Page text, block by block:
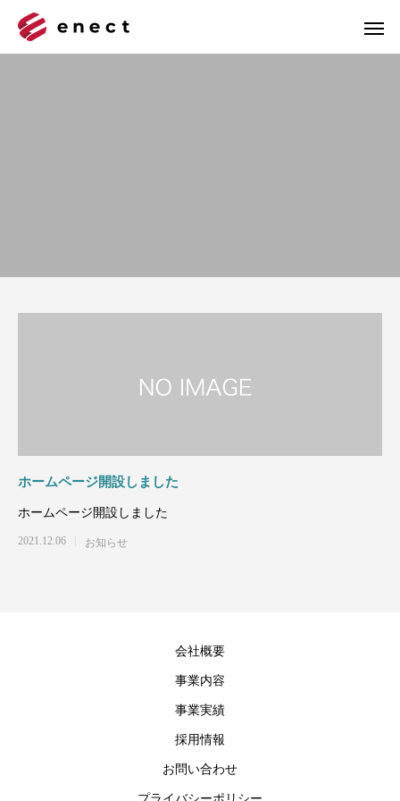
ホームページ開設しました
ホームページ開設しました
2021.12.06 お知らせ
会社概要
事業内容
事業実績
採用情報
お問い合わせ